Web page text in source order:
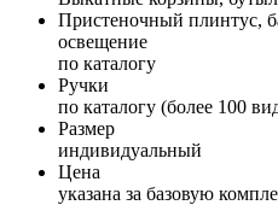
Пристеночный плинтус,
освещение
по каталогу
Ручки
по каталогу (более 100
Размер
индивидуальный
Цена
указана за базовую